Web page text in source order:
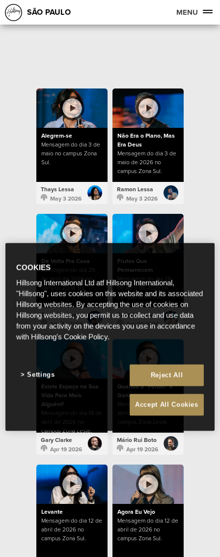
SÃO PAULO MENU
Alegrem-se
Mensagem do dia 3 de
maio no campus Zona
Sul.
Thays Lessa
May 3 2026
Não Era o Plano, Mas
Era Deus
Mensagem do dia 3 de
maio de 2026 no
campus Zona Sul.
Ramon Lessa
May 3 2026
De Volta Pra Casa
Mensagem do dia 26
de abril de 2026 no
campus Zona Sul.
Ramon Lessa
Apr 26 2026
Frutos Que
Permanecem
Mensagem do dia 26
de abril de 2026 no
campus Zona Sul.
Rafael Bitencourt
Apr 26 2026
Existe Espaço na Sua
Vida Para Mais
Alguém?
Mensagem do dia 19 de
abril de 2026 no
campus Zona Leste.
Gary Clarke
Apr 19 2026
Quando o "Perder" é
Ganhar
Mensagem do dia 19 de
abril de 2026 no
campus Zona Leste.
Mário Rui Boto
Apr 19 2026
Levante
Mensagem do dia 12 de
abril de 2026 no
campus Zona Sul.
Agora Eu Vejo
Mensagem do dia 12 de
abril de 2026 no
campus Zona Sul.
COOKIES
Hillsong International Ltd atf Hillsong International,
"Hillsong", uses cookies on this website and its associated
Hillsong websites. By accepting the use of cookies on
Hillsong websites, you permit us to collect and use data
from your activity on the devices you use in accordance
with Hillsong's Cookie Policy.
Reject All
Accept All Cookies
Settings